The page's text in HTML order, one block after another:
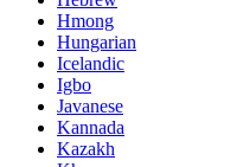
Hmong
Hungarian
Icelandic
Igbo
Javanese
Kannada
Kazakh